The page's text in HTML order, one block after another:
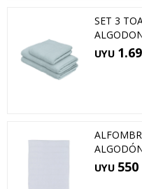
SET 3
UYU
UYU 550